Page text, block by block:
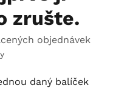
zrušte.
objednávek
daný balíček